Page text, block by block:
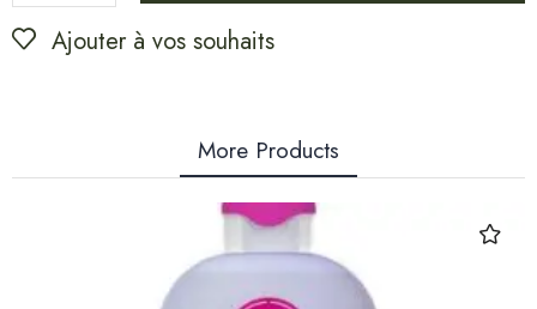
Ajouter à vos souhaits
More Products